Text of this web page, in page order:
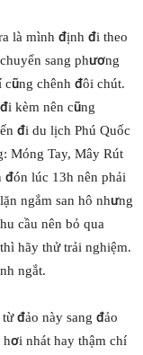
là mình định đi theo
sang phương
cũng chênh đôi chút.
kèm nên cũng
đi du lịch Phú Quốc
Móng Tay, Mây Rút
lúc 13h nên phải
ngắm san hô nhưng
cầu nên bỏ qua
hãy thử trải nghiệm.
ngắt.
đảo này sang đảo
nhát hay thậm chí